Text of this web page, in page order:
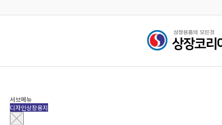
검색
서브메뉴
디자인상장용지